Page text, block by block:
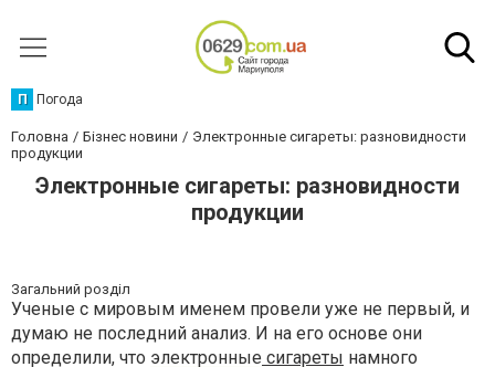
П Погода
Головна Бізнес новини
Электронные сигареты: разновидности
продукции
Электронные сигареты: разновидности
продукции
Загальний розділ
Ученые с мировым именем провели уже не первый, и
думаю не последний анализ. И на его основе они
определили, что электронные сигареты намного